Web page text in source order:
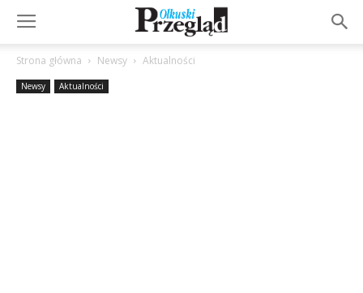
Strona główna Newsy Aktualności
Newsy Aktualności